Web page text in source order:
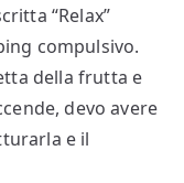
“Relax”
compulsivo.
della frutta e
devo avere
e il